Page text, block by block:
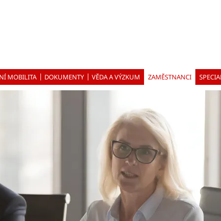
MOBILITA DOKUMENTY VĚDA A VÝZKUM ZAMĚSTNANCI